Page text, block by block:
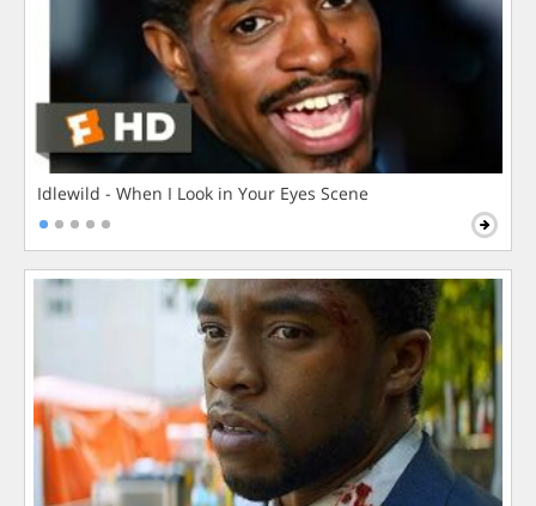
Idlewild - When I Look in Your Eyes Scene